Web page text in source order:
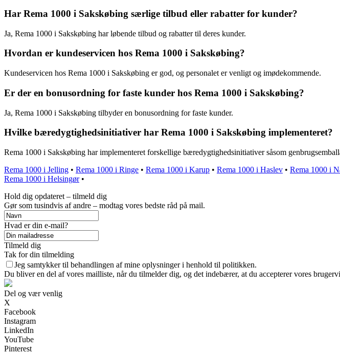
Har Rema 1000 i Sakskøbing særlige tilbud eller rabatter for kunder?
Ja, Rema 1000 i Sakskøbing har løbende tilbud og rabatter til deres kunder.
Hvordan er kundeservicen hos Rema 1000 i Sakskøbing?
Kundeservicen hos Rema 1000 i Sakskøbing er god, og personalet er venligt og imødekommende.
Er der en bonusordning for faste kunder hos Rema 1000 i Sakskøbing?
Ja, Rema 1000 i Sakskøbing tilbyder en bonusordning for faste kunder.
Hvilke bæredygtighedsinitiativer har Rema 1000 i Sakskøbing implementeret?
Rema 1000 i Sakskøbing har implementeret forskellige bæredygtighedsinitiativer såsom
Rema 1000 i Jelling • Rema 1000 i Ringe • Rema 1000 i Karup • Rema 1000 i Haslev • Rema 1000 i
Rema 1000 i Helsingør•
Hold dig opdateret – tilmeld dig
Gør som tusindvis af andre – modtag vores bedste råd på mail.
Hvad er din e-mail?
Tilmeld dig
Tak for din tilmelding
Jeg samtykker til behandlingen af mine oplysninger i henhold til politikken.
Du bliver en del af vores mailliste, når du tilmelder dig, og det indebærer, at du accepterer vores
Del og vær venlig
X
Facebook
Instagram
LinkedIn
YouTube
Pinterest